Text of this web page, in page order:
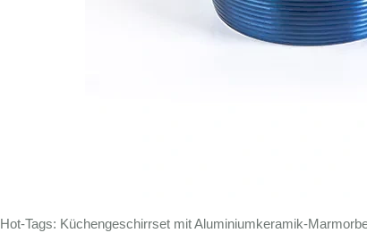
Hot-Tags: Küchengeschirrset mit Aluminiumkeramik-